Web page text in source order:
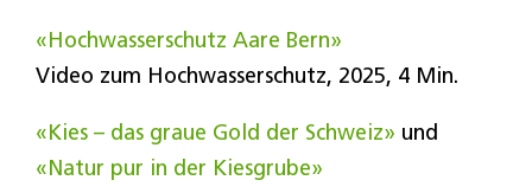
«Hochwasserschutz Aare Bern»
Video zum Hochwasserschutz, 2025, 4 Min.
«Kies – das graue Gold der Schweiz» und
«Natur pur in der Kiesgrube»